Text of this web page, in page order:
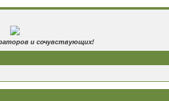
и сочувствующих!